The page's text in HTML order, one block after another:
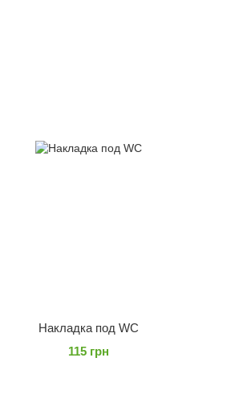
Накладка под WC
115 грн